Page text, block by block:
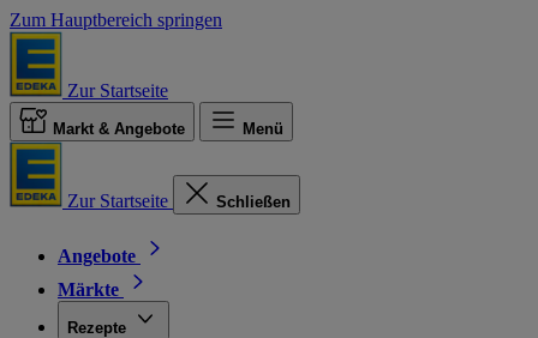
Zum Hauptbereich springen
Zur Startseite
Markt & Angebote Menü
Zur Startseite Schließen
Angebote
Märkte
Rezepte